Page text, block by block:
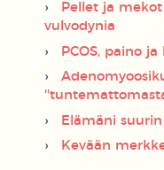
Pellet ja
vulvodynia
PCOS, paino
Elämäni
Kevään